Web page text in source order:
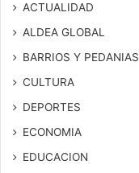
ACTUALIDAD
ALDEA GLOBAL
BARRIOS Y PEDANIAS
CULTURA
DEPORTES
ECONOMIA
EDUCACION